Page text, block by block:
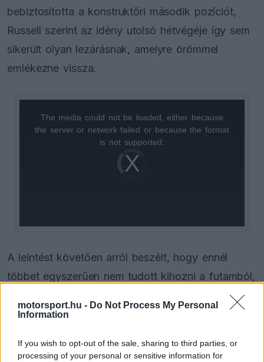
motorsport.hu - Do Not Process My Personal
Information
If you wish to opt-out of the sale, sharing to third parties, or
processing of your personal or sensitive information for
bebiztosította a konstruktőri második pozíciót,
Russell szerint az idény utolsó hétvégéje így sem
sikerült olyan lezárásnak, amelyre örömmel
emlékezne vissza.
Video
Player
loading.
The media could not be loaded, either because
the server or network failed or because the format
is not supported.
A leintést követően arról beszélt, hogy ennél
többet egyszerűen nem tudott kihozni a futamból,
majd Andrea Kimi Antonelli példáját is felhozta,
aki a mezőny második felében szenvedett és